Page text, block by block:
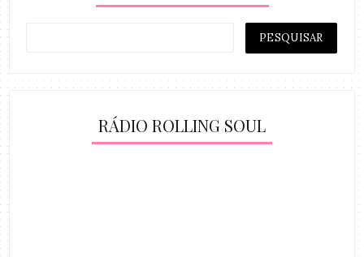
RÁDIO ROLLING SOUL